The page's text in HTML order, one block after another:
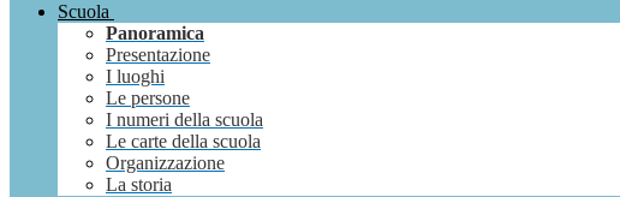
Scuola
Panoramica
Presentazione
I luoghi
Le persone
I numeri della scuola
Le carte della scuola
Organizzazione
La storia